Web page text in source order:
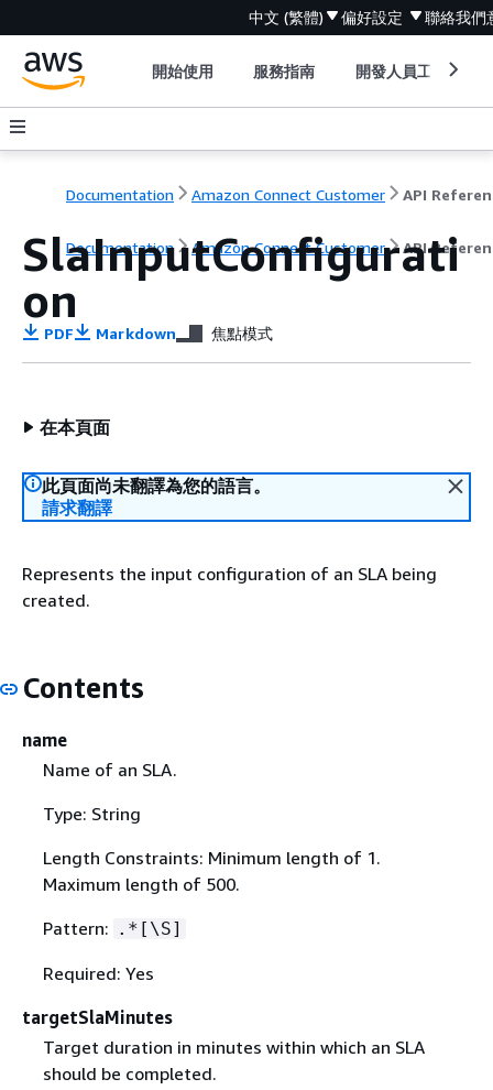
中文 (繁體) 偏好設定 聯絡我們
開始使用 服務指南 開發人員工具
Documentation Amazon Connect Customer API
Documentation Amazon Connect Customer API
SlaInputConfigurati
on
PDF Markdown 焦點模式
在本頁面
此頁面尚未翻譯為您的語言。
請求翻譯
Represents the input configuration of an SLA being
created.
Contents
name
Name of an SLA.
Type: String
Length Constraints: Minimum length of 1.
Maximum length of 500.
Pattern: .*[\S]
Required: Yes
targetSlaMinutes
Target duration in minutes within which an SLA
should be completed.